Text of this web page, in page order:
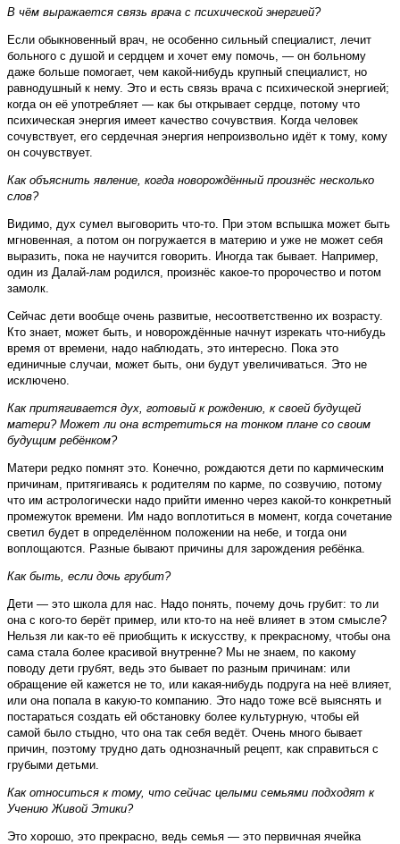
В чём выражается связь врача с психической энергией?
Если обыкновенный врач, не особенно сильный специалист, лечит
больного с душой и сердцем и хочет ему помочь, — он больному
даже больше помогает, чем какой-нибудь крупный специалист, но
равнодушный к нему. Это и есть связь врача с психической энергией;
когда он её употребляет — как бы открывает сердце, потому что
психическая энергия имеет качество сочувствия. Когда человек
сочувствует, его сердечная энергия непроизвольно идёт к тому, кому
он сочувствует.
Как объяснить явление, когда новорождённый произнёс несколько
слов?
Видимо, дух сумел выговорить что-то. При этом вспышка может быть
мгновенная, а потом он погружается в материю и уже не может себя
выразить, пока не научится говорить. Иногда так бывает. Например,
один из Далай-лам родился, произнёс какое-то пророчество и потом
замолк.
Сейчас дети вообще очень развитые, несоответственно их возрасту.
Кто знает, может быть, и новорождённые начнут изрекать что-нибудь
время от времени, надо наблюдать, это интересно. Пока это
единичные случаи, может быть, они будут увеличиваться. Это не
исключено.
Как притягивается дух, готовый к рождению, к своей будущей
матери? Может ли она встретиться на тонком плане со своим
будущим ребёнком?
Матери редко помнят это. Конечно, рождаются дети по кармическим
причинам, притягиваясь к родителям по карме, по созвучию, потому
что им астрологически надо прийти именно через какой-то конкретный
промежуток времени. Им надо воплотиться в момент, когда сочетание
светил будет в определённом положении на небе, и тогда они
воплощаются. Разные бывают причины для зарождения ребёнка.
Как быть, если дочь грубит?
Дети — это школа для нас. Надо понять, почему дочь грубит: то ли
она с кого-то берёт пример, или кто-то на неё влияет в этом смысле?
Нельзя ли как-то её приобщить к искусству, к прекрасному, чтобы она
сама стала более красивой внутренне? Мы не знаем, по какому
поводу дети грубят, ведь это бывает по разным причинам: или
обращение ей кажется не то, или какая-нибудь подруга на неё влияет,
или она попала в какую-то компанию. Это надо тоже всё выяснять и
постараться создать ей обстановку более культурную, чтобы ей
самой было стыдно, что она так себя ведёт. Очень много бывает
причин, поэтому трудно дать однозначный рецепт, как справиться с
грубыми детьми.
Как относиться к тому, что сейчас целыми семьями подходят к
Учению Живой Этики?
Это хорошо, это прекрасно, ведь семья — это первичная ячейка